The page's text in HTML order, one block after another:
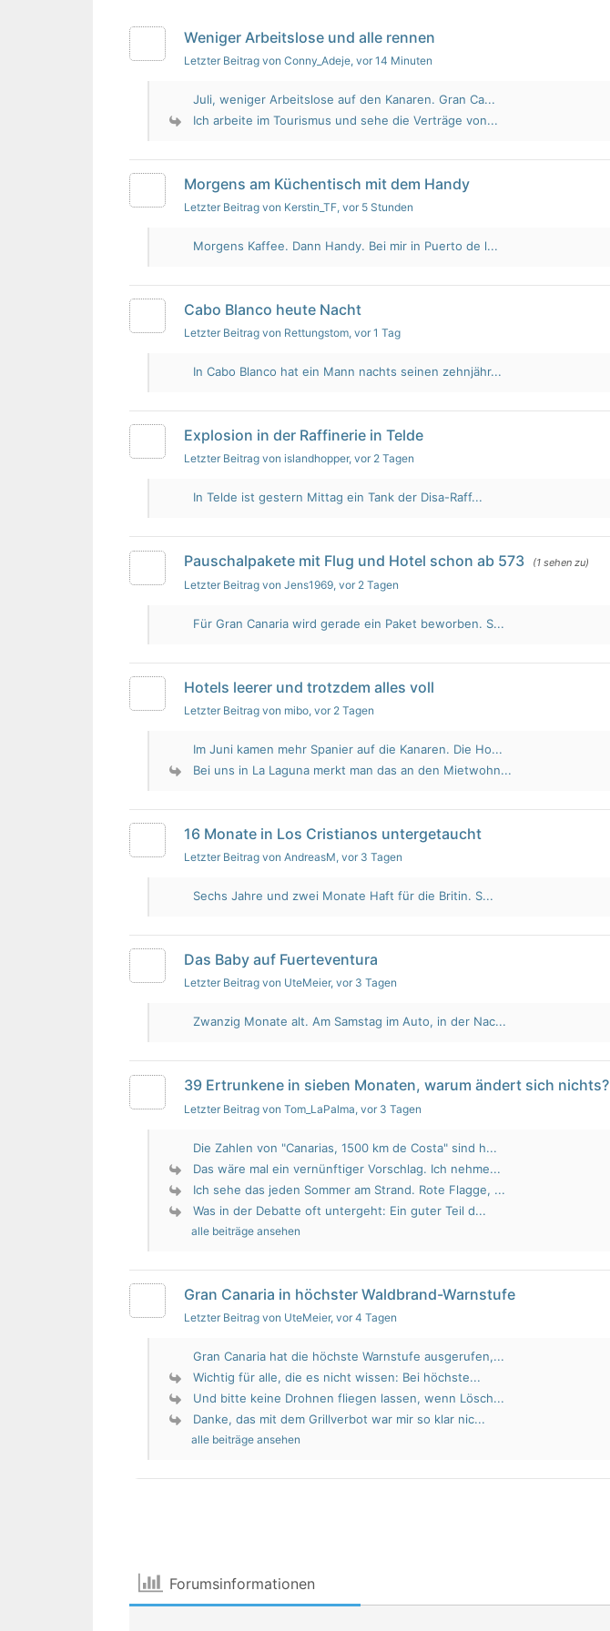
Weniger Arbeitslose und alle rennen
Letzter Beitrag von Conny_Adeje, vor 14 Minuten
Juli, weniger Arbeitslose auf den Kanaren. Gran Ca...
Ich arbeite im Tourismus und sehe die Verträge von...
Morgens am Küchentisch mit dem Handy
Letzter Beitrag von Kerstin_TF, vor 5 Stunden
Morgens Kaffee. Dann Handy. Bei mir in Puerto de l...
Cabo Blanco heute Nacht
Letzter Beitrag von Rettungstom, vor 1 Tag
In Cabo Blanco hat ein Mann nachts seinen zehnjähr...
Explosion in der Raffinerie in Telde
Letzter Beitrag von islandhopper, vor 2 Tagen
In Telde ist gestern Mittag ein Tank der Disa-Raff...
Pauschalpakete mit Flug und Hotel schon ab 573 (1 sehen zu)
Letzter Beitrag von Jens1969, vor 2 Tagen
Für Gran Canaria wird gerade ein Paket beworben. S...
Hotels leerer und trotzdem alles voll
Letzter Beitrag von mibo, vor 2 Tagen
Im Juni kamen mehr Spanier auf die Kanaren. Die Ho...
Bei uns in La Laguna merkt man das an den Mietwohn...
16 Monate in Los Cristianos untergetaucht
Letzter Beitrag von AndreasM, vor 3 Tagen
Sechs Jahre und zwei Monate Haft für die Britin. S...
Das Baby auf Fuerteventura
Letzter Beitrag von UteMeier, vor 3 Tagen
Zwanzig Monate alt. Am Samstag im Auto, in der Nac...
39 Ertrunkene in sieben Monaten, warum ändert sich nichts?
Letzter Beitrag von Tom_LaPalma, vor 3 Tagen
Die Zahlen von "Canarias, 1500 km de Costa" sind h...
Das wäre mal ein vernünftiger Vorschlag. Ich nehme...
Ich sehe das jeden Sommer am Strand. Rote Flagge, ...
Was in der Debatte oft untergeht: Ein guter Teil d...
alle beiträge ansehen
Gran Canaria in höchster Waldbrand-Warnstufe
Letzter Beitrag von UteMeier, vor 4 Tagen
Gran Canaria hat die höchste Warnstufe ausgerufen,...
Wichtig für alle, die es nicht wissen: Bei höchste...
Und bitte keine Drohnen fliegen lassen, wenn Lösch...
Danke, das mit dem Grillverbot war mir so klar nic...
alle beiträge ansehen
Forumsinformationen